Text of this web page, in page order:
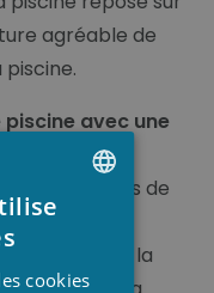
agréable de
piscine.
avec une
des voiles de
une voile
prends la
cookies